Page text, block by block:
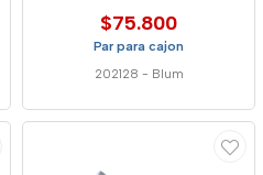
$75.800
Par para cajon
202128 - Blum